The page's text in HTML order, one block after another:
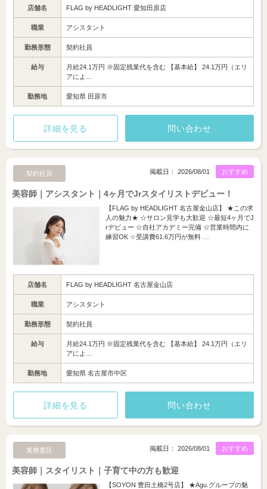
店舗名 FLAG by HEADLIGHT 愛知田原店
職業 アシスタント
勤務形態 契約社員
給与
月給24.1万円 ※固定残業代を含む 【基本給】 24.1万円（エリ
アによ…
勤務地 愛知県 田原市
詳細を見る 問い合わせ
契約社員 おすすめ
掲載日： 2026/08/01
美容師｜アシスタント｜4ヶ月でJrスタイリストデビュー！
【FLAG by HEADLIGHT 名古屋金山店】 ★この求
人の魅力★ ☆サロン見学も大歓迎 ☆最短4ヶ月でJ
rデビュー ☆自社アカデミー完備 ☆営業時間内に
練習OK ☆受講費61.6万円が無料 …
店舗名 FLAG by HEADLIGHT 名古屋金山店
職業 アシスタント
勤務形態 契約社員
給与
月給24.1万円 ※固定残業代を含む 【基本給】 24.1万円（エリ
アによ…
勤務地 愛知県 名古屋市中区
詳細を見る 問い合わせ
業務委託 おすすめ
掲載日： 2026/08/01
美容師｜スタイリスト｜子育て中の方も歓迎
【SOYON 豊田土橋2号店】 ★Agu.グループの魅